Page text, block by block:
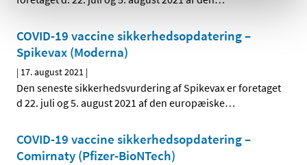
COVID-19 vaccine sikkerhedsopdatering –
Spikevax (Moderna)
| 17. august 2021 |
Den seneste sikkerhedsvurdering af Spikevax er foretaget
d 22. juli og 5. august 2021 af den europæiske…
COVID-19 vaccine sikkerhedsopdatering –
Comirnaty (Pfizer-BioNTech)